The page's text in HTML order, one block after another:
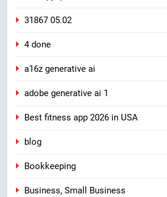
31867 05.02
4 done
a16z generative ai
adobe generative ai 1
Best fitness app 2026 in USA
blog
Bookkeeping
Business, Small Business